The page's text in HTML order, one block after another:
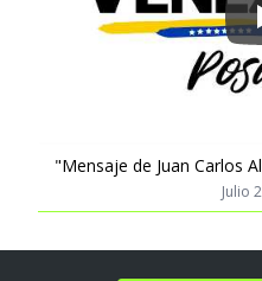
"Mensaje de Juan Carlos
Julio